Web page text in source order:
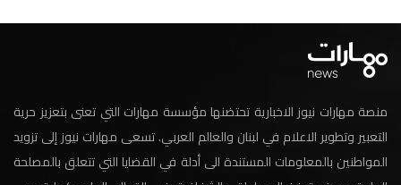
منصة مهارات نيوز الاخبارية تحتضنها مؤسسة مهارات التي تعنى بتعزيز حرية
التعبير وتطوير الاعلام في لبنان والعالم العربي. تسعى مهارات نيوز إلى تزويد
المواطنين بالمعلومات المستندة الى أدلة في القضايا التي تتعلق بالمصلحة